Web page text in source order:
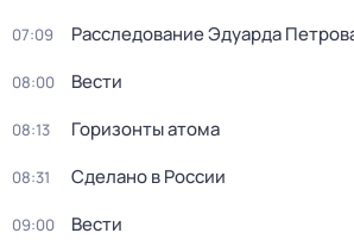
07:09 Расследование Эдуарда
08:00 Вести
08:13 Горизонты атома
08:31 Сделано в России
09:00 Вести